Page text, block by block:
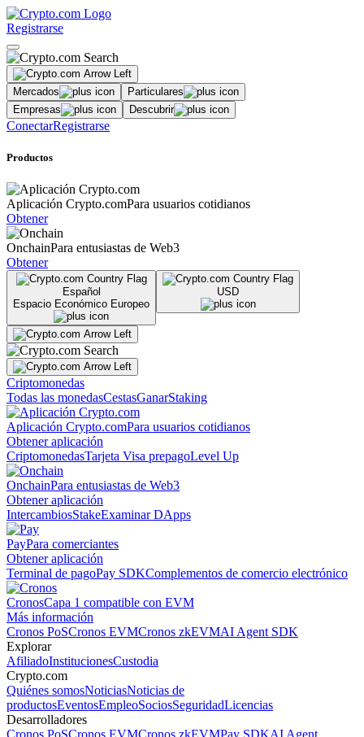
Registrarse
Mercados
Particulares
Empresas
Descubrir
ConectarRegistrarse
Productos
Aplicación Crypto.comPara usuarios cotidianos
Obtener
OnchainPara entusiastas de Web3
Obtener
Español
Espacio Económico Europeo
USD
Criptomonedas
Todas las monedasCestasGanarStaking
Aplicación Crypto.comPara usuarios cotidianos
Obtener aplicación
CriptomonedasTarjeta Visa prepagoLevel Up
OnchainPara entusiastas de Web3
Obtener aplicación
IntercambiosStakeExaminar DApps
PayPara comerciantes
Obtener aplicación
Terminal de pagoPay SDKComplementos de comercio electrónico
CronosCapa 1 compatible con EVM
Más información
Cronos PoSCronos EVMCronos zkEVMAI Agent SDK
Explorar
AfiliadoInstitucionesCustodia
Crypto.com
Quiénes somosNoticiasNoticias de
productosEventosEmpleoSociosSeguridadLicencias
Desarrolladores